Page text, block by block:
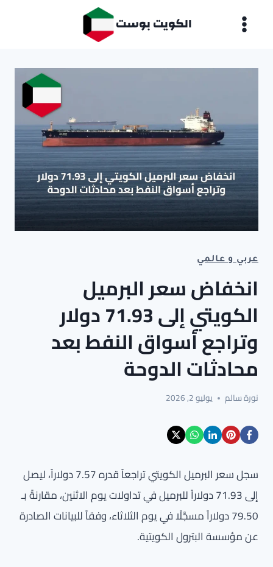
الكويت بوست
عربي و عالمي
انخفاض سعر البرميل
الكويتي إلى 71.93 دولار
وتراجع أسواق النفط بعد
محادثات الدوحة
نورة سالم يوليو 2, 2026
سجل سعر البرميل الكويتي تراجعاً قدره 7.57 دولاراً، ليصل
إلى 71.93 دولاراً للبرميل في تداولات يوم الاثنين، مقارنةً بـ
79.50 دولاراً مسجَّلًا في يوم الثلاثاء، وفقاً للبيانات الصادرة
عن مؤسسة البترول الكويتية.